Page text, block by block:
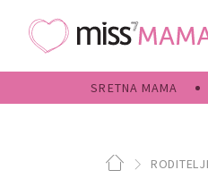
SRETNA MAMA
RODITELJI